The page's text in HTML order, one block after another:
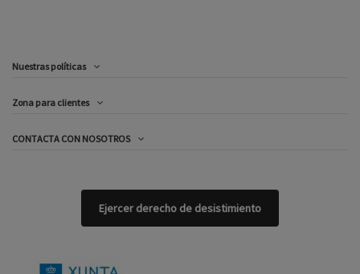
Nuestras políticas
Zona para clientes
CONTACTA CON NOSOTROS
Ejercer derecho de desistimiento